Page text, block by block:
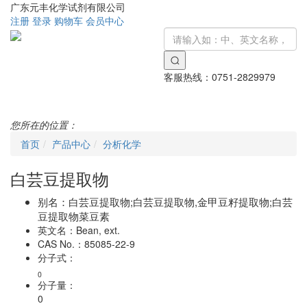
广东元丰化学试剂有限公司
注册 登录 购物车 会员中心
客服热线： 0751-2829979
您所在的位置：
首页
产品中心 分析化学
白芸豆提取物
别名： 白芸豆提取物;白芸豆提取物,金甲豆籽提取物;白芸
豆提取物菜豆素
英文名： Bean, ext.
CAS No.： 85085-22-9
分子式：
0
分子量：
0